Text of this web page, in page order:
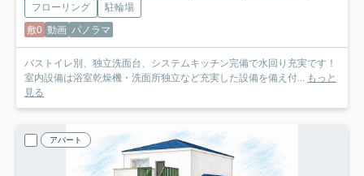
フローリング
駐輪場
敷0 動画 パノラマ
バストイレ別、独立洗面台、システムキッチン完備で水回り充実です！
室内設備は浴室乾燥機・洗面所独立など充実した設備を備え付...
もっと
見る
アパート